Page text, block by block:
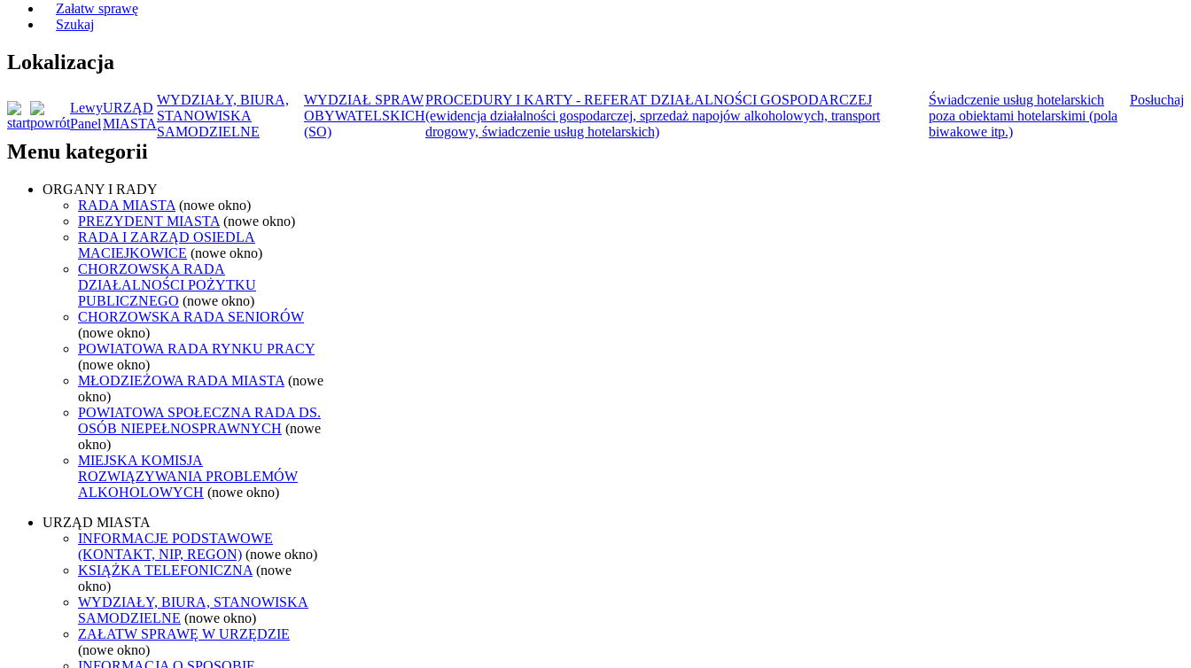
Załatw sprawę
Szukaj
Lokalizacja
Posłuchaj
Lewy
Panel
URZĄD
MIASTA
WYDZIAŁY, BIURA,
STANOWISKA
SAMODZIELNE
WYDZIAŁ SPRAW
OBYWATELSKICH
(SO)
PROCEDURY I KARTY - REFERAT DZIAŁALNOŚCI GOSPODARCZEJ
(ewidencja działalności gospodarczej, sprzedaż napojów alkoholowych, transport
drogowy, świadczenie usług hotelarskich)
Świadczenie usług hotelarskich
poza obiektami hotelarskimi (pola
biwakowe itp.)
Menu kategorii
ORGANY I RADY
RADA MIASTA (nowe okno)
PREZYDENT MIASTA (nowe okno)
RADA I ZARZĄD OSIEDLA
MACIEJKOWICE (nowe okno)
CHORZOWSKA RADA
DZIAŁALNOŚCI POŻYTKU
PUBLICZNEGO (nowe okno)
CHORZOWSKA RADA SENIORÓW
(nowe okno)
POWIATOWA RADA RYNKU PRACY
(nowe okno)
MŁODZIEŻOWA RADA MIASTA (nowe
okno)
POWIATOWA SPOŁECZNA RADA DS.
OSÓB NIEPEŁNOSPRAWNYCH (nowe
okno)
MIEJSKA KOMISJA
ROZWIĄZYWANIA PROBLEMÓW
ALKOHOLOWYCH (nowe okno)
URZĄD MIASTA
INFORMACJE PODSTAWOWE
(KONTAKT, NIP, REGON) (nowe okno)
KSIĄŻKA TELEFONICZNA (nowe
okno)
WYDZIAŁY, BIURA, STANOWISKA
SAMODZIELNE (nowe okno)
ZAŁATW SPRAWĘ W URZĘDZIE
(nowe okno)